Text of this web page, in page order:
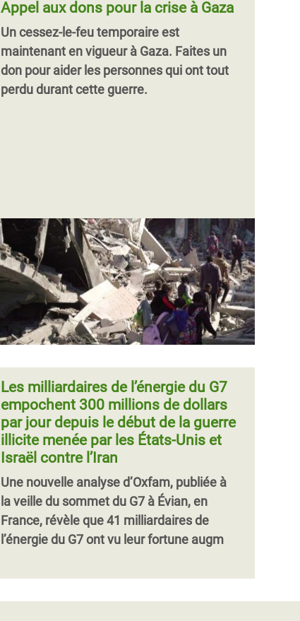
Appel aux dons pour la crise à Gaza
Un cessez-le-feu temporaire est
maintenant en vigueur à Gaza. Faites un
don pour aider les personnes qui ont tout
perdu durant cette guerre.
Les milliardaires de l’énergie du G7
empochent 300 millions de dollars
par jour depuis le début de la guerre
illicite menée par les États-Unis et
Israël contre l’Iran
Une nouvelle analyse d’Oxfam, publiée à
la veille du sommet du G7 à Évian, en
France, révèle que 41 milliardaires de
l’énergie du G7 ont vu leur fortune augm